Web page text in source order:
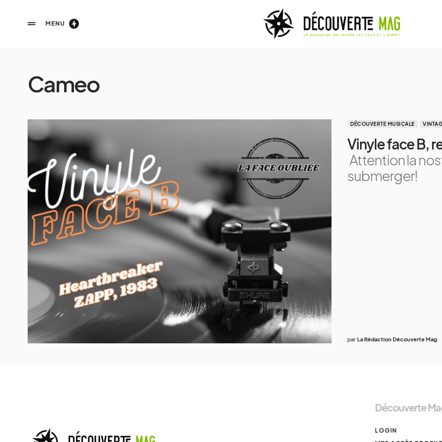
MENU
Cameo
DÉCOUVERTE MUSICALE
Vinyle face B,
Attention la
submerger!
par La Rédaction Découverte Mag
Découverte
LOGIN